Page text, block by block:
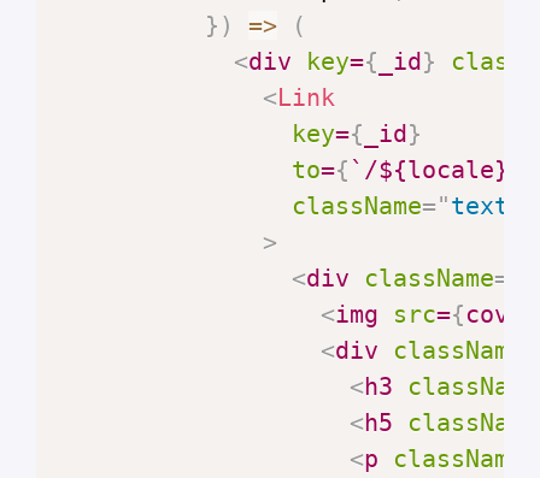
} ) =>
(
<div key={ _id}
<Link
key={ _id}
to={ ` /${locale}
className="text-
>
<div className=
<img src={
<div className
<h3 className
<h5 className
<p className